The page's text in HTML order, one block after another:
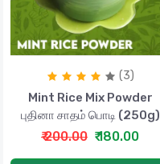
(3)
Mint Rice Mix Powder
புதினா சாதம் பொடி (250g)
₹ 200.00 ₹ 180.00